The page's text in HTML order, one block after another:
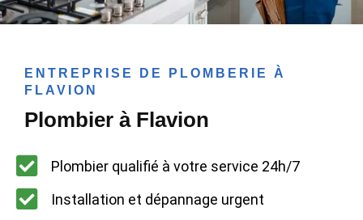
ENTREPRISE DE PLOMBERIE À
FLAVION
Plombier à Flavion
Plombier qualifié à votre service 24h/7
Installation et dépannage urgent